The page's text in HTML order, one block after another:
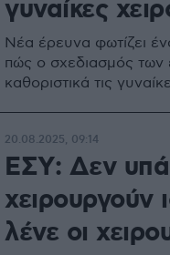
γυναίκες
Νέα έρευνα φωτίζει
πώς ο σχεδιασμός των
καθοριστικά τις
ΕΣΥ: Δεν
χειρουργούν
λένε οι
20.08.2025, 09:14